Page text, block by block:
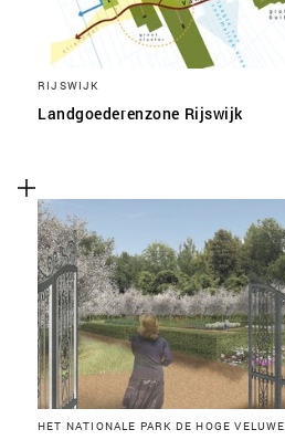
RIJSWIJK
Landgoederenzone Rijswijk
HET NATIONALE PARK DE HOGE VELUWE